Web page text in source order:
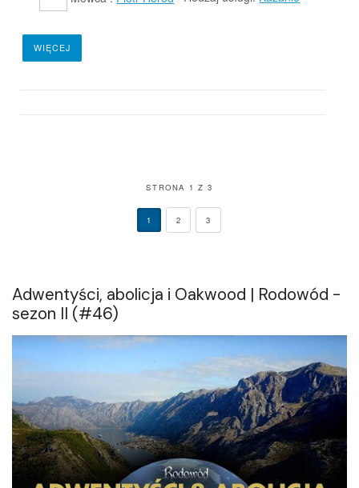
WIĘCEJ
STRONA 1 Z 3
1 2 3
Adwentyści, abolicja i Oakwood | Rodowód -
sezon II (#46)